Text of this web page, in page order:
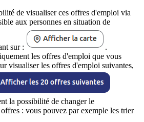
de visualiser ces offres d'emploi via
aux personnes en situation de
sur :
.
les offres d'emploi que vous
visualiser les offres d'emploi suivantes,
la possibilité de changer le
offres : vous pouvez par exemple les trier